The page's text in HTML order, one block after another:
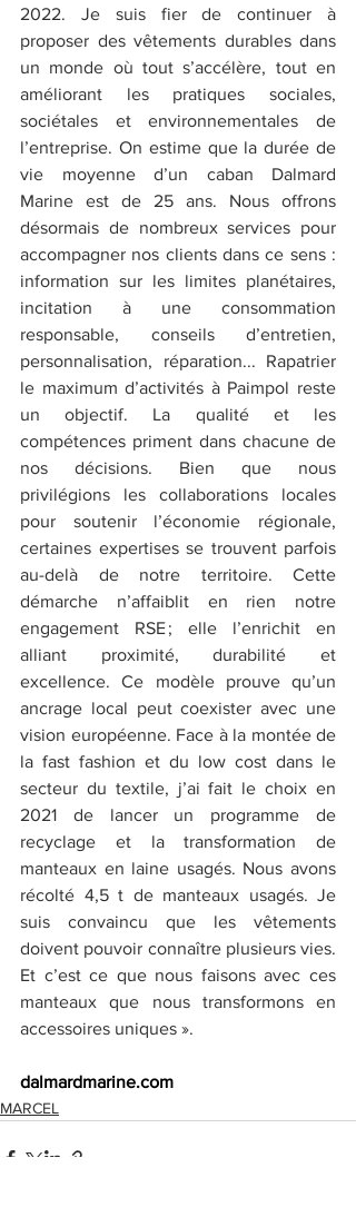
2022. Je suis fier de continuer à
proposer des vêtements durables dans
un monde où tout s’accélère, tout en
améliorant les pratiques sociales,
sociétales et environnementales de
l’entreprise. On estime que la durée de
vie moyenne d’un caban Dalmard
Marine est de 25 ans. Nous offrons
désormais de nombreux services pour
accompagner nos clients dans ce sens :
information sur les limites planétaires,
incitation à une consommation
responsable, conseils d’entretien,
personnalisation, réparation... Rapatrier
le maximum d’activités à Paimpol reste
un objectif. La qualité et les
compétences priment dans chacune de
nos décisions. Bien que nous
privilégions les collaborations locales
pour soutenir l’économie régionale,
certaines expertises se trouvent parfois
au-delà de notre territoire. Cette
démarche n’affaiblit en rien notre
engagement RSE ; elle l’enrichit en
alliant proximité, durabilité et
excellence. Ce modèle prouve qu’un
ancrage local peut coexister avec une
vision européenne. Face à la montée de
la fast fashion et du low cost dans le
secteur du textile, j’ai fait le choix en
2021 de lancer un programme de
recyclage et la transformation de
manteaux en laine usagés. Nous avons
récolté 4,5 t de manteaux usagés. Je
suis convaincu que les vêtements
doivent pouvoir connaître plusieurs vies.
Et c’est ce que nous faisons avec ces
manteaux que nous transformons en
accessoires uniques ».
dalmardmarine.com
MARCEL